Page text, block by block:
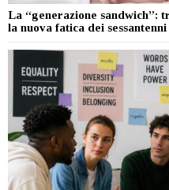
La “generazione sandwich”:
la nuova fatica dei sessantenni